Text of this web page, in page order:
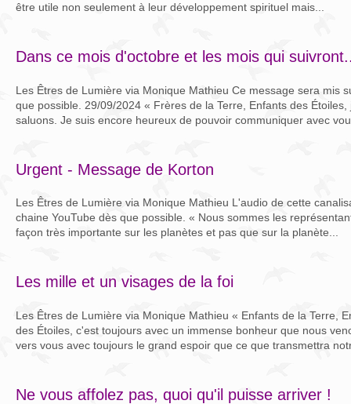
être utile non seulement à leur développement spirituel mais...
Dans ce mois d'octobre et les mois qui
Les Êtres de Lumière via Monique Mathieu Ce message sera mis
que possible. 29/09/2024 « Frères de la Terre, Enfants des
saluons. Je suis encore heureux de pouvoir communiquer avec
Urgent - Message de Korton
Les Êtres de Lumière via Monique Mathieu L'audio de cette
chaine YouTube dès que possible. « Nous sommes les
façon très importante sur les planètes et pas que sur la planète...
Les mille et un visages de la foi
Les Êtres de Lumière via Monique Mathieu « Enfants de la Terre,
des Étoiles, c'est toujours avec un immense bonheur que nous
vers vous avec toujours le grand espoir que ce que transmettra
Ne vous affolez pas, quoi qu'il puisse arriver !